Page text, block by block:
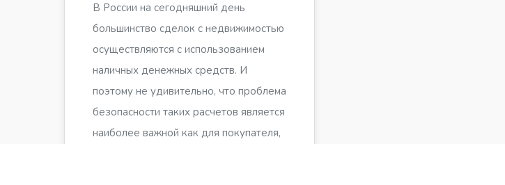
В России на сегодняшний день
большинство сделок с недвижимостью
осуществляются с использованием
наличных денежных средств. И
поэтому не удивительно, что проблема
безопасности таких расчетов является
наиболее важной как для покупателя,